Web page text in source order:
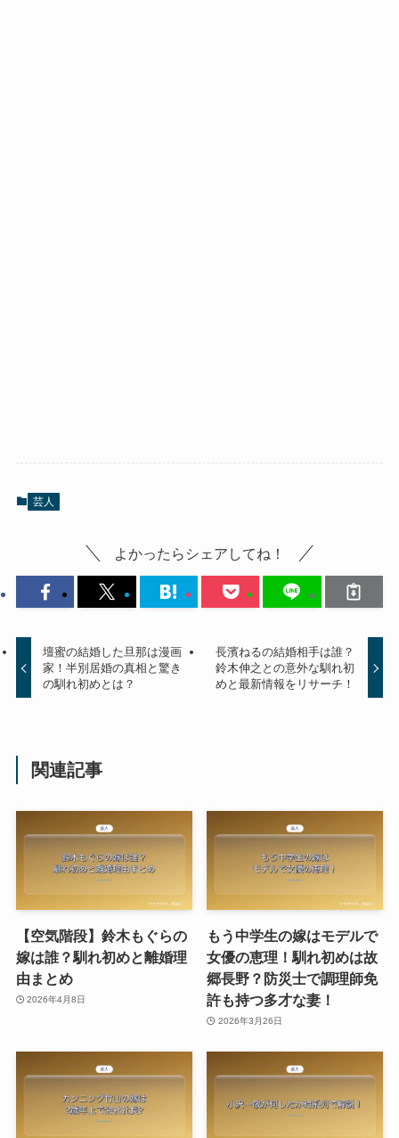
芸人
よかったらシェアしてね！
壇蜜の結婚した旦那は漫画
家！半別居婚の真相と驚き
の馴れ初めとは？
長濱ねるの結婚相手は誰？
鈴木伸之との意外な馴れ初
めと最新情報をリサーチ！
関連記事
【空気階段】鈴木もぐらの
嫁は誰？馴れ初めと離婚理
由まとめ
2026年4月8日
もう中学生の嫁はモデルで
女優の恵理！馴れ初めは故
郷長野？防災士で調理師免
許も持つ多才な妻！
2026年3月26日